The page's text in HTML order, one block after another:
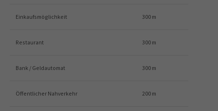
Einkaufsmöglichkeit 300 m
Restaurant 300 m
Bank / Geldautomat 300 m
Öffentlicher Nahverkehr 200 m